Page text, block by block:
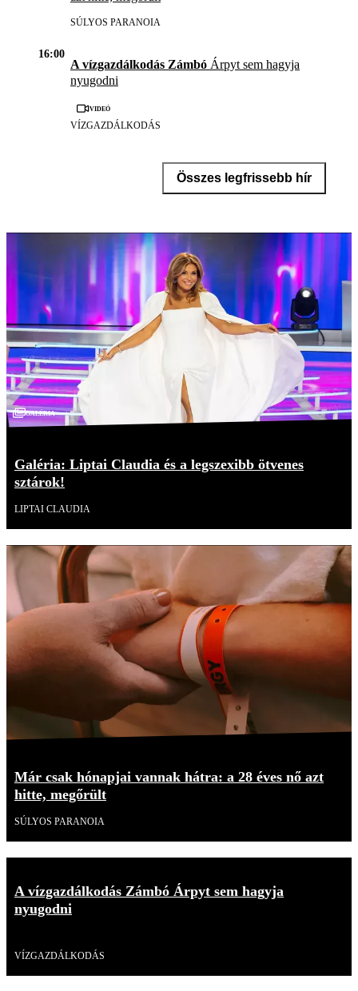
SÚLYOS PARANOIA
16:00
A vízgazdálkodás Zámbó Árpyt sem hagyja
nyugodni
Videó
VÍZGAZDÁLKODÁS
Összes legfrissebb hír
Galéria
Galéria: Liptai Claudia és a legszexibb ötvenes
sztárok!
LIPTAI CLAUDIA
Már csak hónapjai vannak hátra: a 28 éves nő azt
hitte, megőrült
SÚLYOS PARANOIA
A vízgazdálkodás Zámbó Árpyt sem hagyja
nyugodni
VÍZGAZDÁLKODÁS